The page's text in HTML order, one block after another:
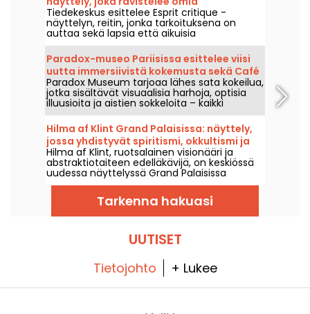
uskomuksiamme - meidän valokuvamme
Tiedekeskus esittelee Esprit critique -
näyttelyn, reitin, jonka tarkoituksena on
auttaa sekä lapsia että aikuisia
kyseenalaistamaan omat varmuutensa ja
ajattelunsa tavat, 7. heinäkuuta–29.
elokuuta 2026.
Paradox-museo Pariisissa esittelee viisi
uutta immersiivistä kokemusta sekä Café
Hans & Gretel.
Paradox Museum tarjoaa lähes sata kokeilua,
jotka sisältävät visuaalisia harhoja, optisia
illuusioita ja aistien sokkeloita – kaikki
odottavat sinua Pariisissa. Tulet ihastumaan
siihen, kuinka helposti voit joutua
harhauttaen inspiroivien surrealististen
kuvien vangiksi. Viisi uutta immersiivistä
kokemusta on lisätty kierrokselle, joten nyt
on täydellinen aika testata aistejasi! Ja
lisäpisteenä: aivan uudenlainen, erittäin
herkullinen kahvila, Hans & Gretel, odottaa
sinua – se on todennäköisesti
koukuttavampi kuin arvaatkaan.
Hilma af Klint Grand Palaisissa: näyttely,
jossa yhdistyvät spiritismi, okkultismi ja
abstraktio
Hilma af Klint, ruotsalainen visionääri ja
abstraktiotaiteen edelläkävijä, on keskiössä
uudessa näyttelyssä Grand Palaisissa
yhteistyössä Centre Pompidoun kanssa 6.
toukokuuta–30. elokuuta 2026. Hänen
mystiset teoksensa, joiden innoittajina
vaikuttavat spiritismi ja okultismi, paljastuvat
kokonaisuutta, joka kokoaa lähes kaiken
Temppelin maalausten kiertueen teokset—
hänen suurin teoksensa.
Tarkenna hakuasi
UUTISET
Tietojohto + Lukee